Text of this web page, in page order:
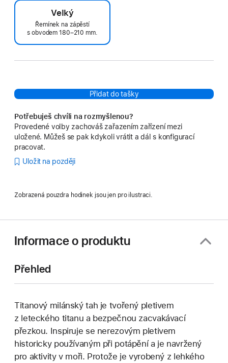
Velký
Řemínek na zápěstí
s obvodem 180–210 mm.
Přidat do tašky
Potřebuješ chvíli na rozmyšlenou?
Provedené volby zachováš zařazením zařízení mezi
uložené. Můžeš se pak kdykoli vrátit a dál s konfigurací
pracovat.
Uložit na později
Zobrazená pouzdra hodinek jsou jen pro ilustraci.
Informace o produktu
Přehled
Titanový milánský tah je tvořený pletivem
z leteckého titanu a bezpečnou zacvakávací
přezkou. Inspiruje se nerezovým pletivem
historicky používaným při potápění a je navržený
pro aktivity v moři. Protože je vyrobený z lehkého